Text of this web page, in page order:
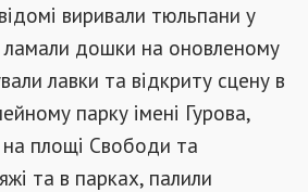
виривали тюльпани у
ламали дошки на оновленому
лавки та відкриту сцену в
парку імені Гурова,
площі Свободи та
та в парках, палили